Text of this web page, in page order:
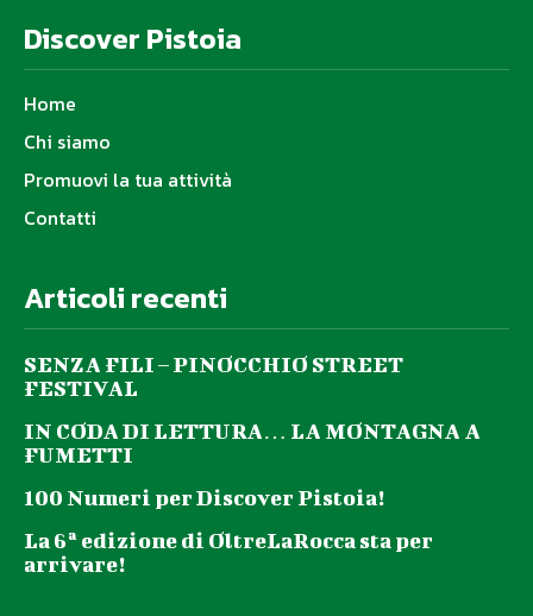
Discover Pistoia
Home
Chi siamo
Promuovi la tua attività
Contatti
Articoli recenti
SENZA FILI – PINOCCHIO STREET
FESTIVAL
IN CODA DI LETTURA… LA MONTAGNA A
FUMETTI
100 Numeri per Discover Pistoia!
La 6ª edizione di OltreLaRocca sta per
arrivare!